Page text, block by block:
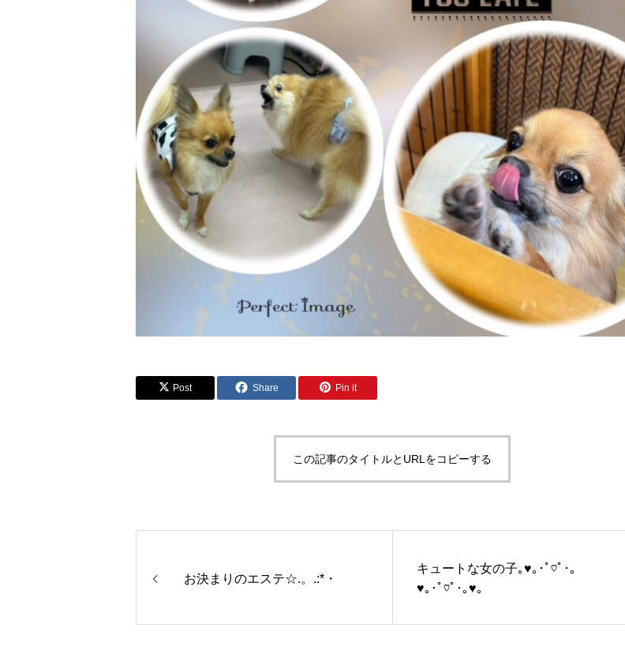
Post Share Pin it
この記事のタイトルとURLをコピーする
お決まりのエステ☆.。.:*・
キュートな女の子｡♥｡･ﾟ♡ﾟ･｡
♥｡･ﾟ♡ﾟ･｡♥｡